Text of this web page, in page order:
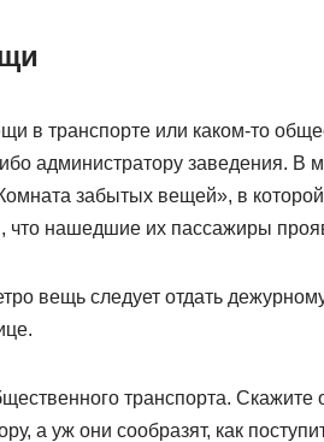
в транспорте или каком-то
администратору заведения. В
забытых вещей», в
что нашедшие их пассажиры
вещь следует отдать
транспорта.
а уж они сообразят, как